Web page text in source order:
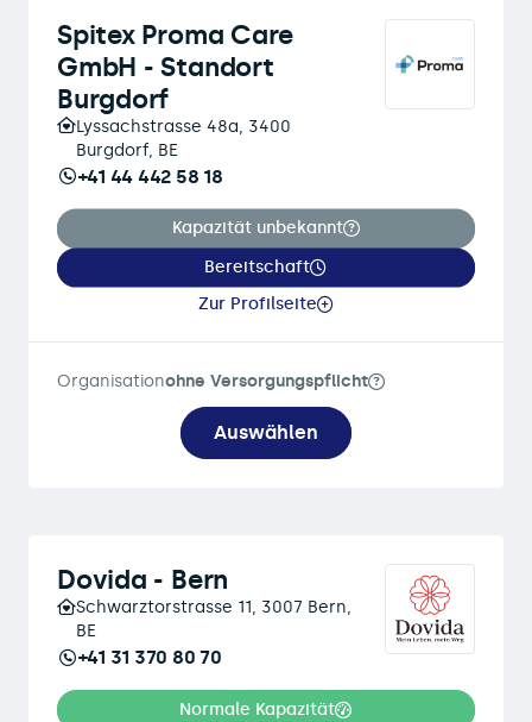
Spitex Proma Care
GmbH - Standort
Burgdorf
Lyssachstrasse 48a, 3400
Burgdorf, BE
+41 44 442 58 18
Kapazität unbekannt
Bereitschaft
Zur Profilseite
Organisationohne Versorgungspflicht
Auswählen
Dovida - Bern
Schwarztorstrasse 11, 3007 Bern,
BE
+41 31 370 80 70
Normale Kapazität